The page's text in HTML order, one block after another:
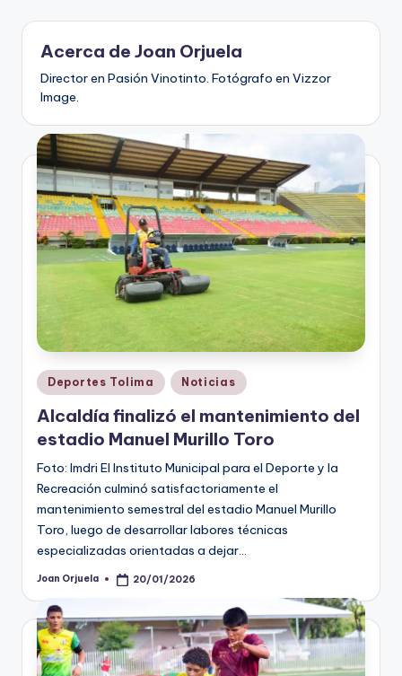
V
n
o
ti
n
t
o
Acerca de Joan Orjuela
Director en Pasión Vinotinto. Fotógrafo en Vizzor
Image.
Publicado
en
Deportes Tolima Noticias
Alcaldía finalizó el mantenimiento del
estadio Manuel Murillo Toro
Foto: Imdri El Instituto Municipal para el Deporte y la
Recreación culminó satisfactoriamente el
mantenimiento semestral del estadio Manuel Murillo
Toro, luego de desarrollar labores técnicas
especializadas orientadas a dejar…
Publicado
Joan Orjuela 20/01/2026